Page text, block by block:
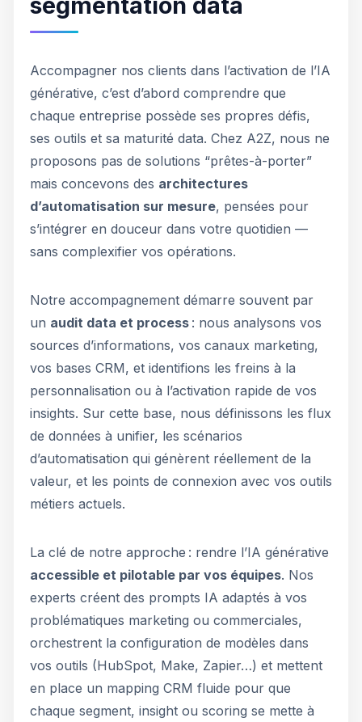
Accompagner nos clients dans l’activation de l’IA
générative, c’est d’abord comprendre que
chaque entreprise possède ses propres défis,
ses outils et sa maturité data. Chez A2Z, nous ne
proposons pas de solutions “prêtes-à-porter”
mais concevons des architectures
d’automatisation sur mesure, pensées pour
s’intégrer en douceur dans votre quotidien —
sans complexifier vos opérations.
Notre accompagnement démarre souvent par
un audit data et process : nous analysons vos
sources d’informations, vos canaux marketing,
vos bases CRM, et identifions les freins à la
personnalisation ou à l’activation rapide de vos
insights. Sur cette base, nous définissons les flux
de données à unifier, les scénarios
d’automatisation qui génèrent réellement de la
valeur, et les points de connexion avec vos outils
métiers actuels.
La clé de notre approche : rendre l’IA générative
accessible et pilotable par vos équipes. Nos
experts créent des prompts IA adaptés à vos
problématiques marketing ou commerciales,
orchestrent la configuration de modèles dans
vos outils (HubSpot, Make, Zapier…) et mettent
en place un mapping CRM fluide pour que
chaque segment, insight ou scoring se mette à